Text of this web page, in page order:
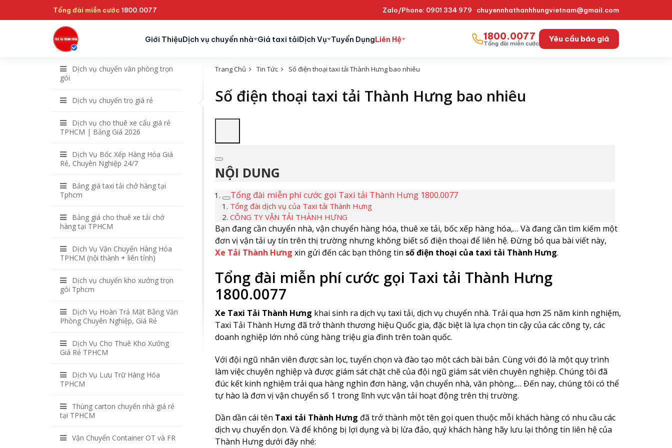
Tổng đài miễn cước 1800.0077 Zalo/Phone: 0901 334 979 · chuyennhathanhhungvietnam@gmail.com
Giới ThiệuDịch vụ chuyển nhà Giá taxi tảiDịch Vụ Tuyển DụngLiên Hệ 1800.0077
Tổng đài miễn cước Yêu cầu báo giá
Dịch vụ chuyển văn phòng trọn
gói
Dịch vụ chuyển trọ giá rẻ
Dịch vụ cho thuê xe cẩu giá rẻ
TPHCM | Bảng Giá 2026
Dịch Vụ Bốc Xếp Hàng Hóa Giá
Rẻ, Chuyên Nghiệp 24/7
Bảng giá taxi tải chở hàng tại
Tphcm
Bảng giá cho thuê xe tải chở
hàng tại TPHCM
Dịch Vụ Vận Chuyển Hàng Hóa
TPHCM (nội thành + liên tỉnh)
Dịch vụ chuyển kho xưởng trọn
gói Tphcm
Dịch Vụ Hoàn Trả Mặt Bằng Văn
Phòng Chuyên Nghiệp, Giá Rẻ
Dịch Vụ Cho Thuê Kho Xưởng
Giá Rẻ TPHCM
Dịch Vụ Lưu Trữ Hàng Hóa
TPHCM
Thùng carton chuyển nhà giá rẻ
tại TPHCM
Vận Chuyển Container OT và FR
Trang Chủ Tin Tức Số điện thoại taxi tải Thành Hưng bao nhiêu
Số điện thoại taxi tải Thành Hưng bao nhiêu
NỘI DUNG
Tổng đài miễn phí cước gọi Taxi tải Thành Hưng 1800.0077
Tổng đài dịch vụ của Taxi tải Thành Hưng
CÔNG TY VẬN TẢI THÀNH HƯNG
Bạn đang cần chuyển nhà, vận chuyển hàng hóa, thuê xe tải, bốc xếp hàng hóa,… Và đang cần tìm kiếm một
đơn vị vận tải uy tín trên thị trường nhưng không biết số điện thoại để liên hệ. Đừng bỏ qua bài viết này,
Xe Tải Thành Hưng xin gửi đến các bạn thông tin số điện thoại của taxi tải Thành Hưng.
Tổng đài miễn phí cước gọi Taxi tải Thành Hưng
1800.0077
Xe Taxi Tải Thành Hưng khai sinh ra dịch vụ taxi tải, dịch vụ chuyển nhà. Trải qua hơn 25 năm kinh nghiệm,
Taxi Tải Thành Hưng đã trở thành thương hiệu Quốc gia, đặc biệt là lựa chọn tin cậy của các công ty, các
doanh nghiệp lớn nhỏ cùng hàng triệu gia đình trên toàn quốc.
Với đội ngũ nhân viên được sàn lọc, tuyển chọn và đào tạo một cách bài bản. Cùng với đó là một quy trình
làm việc chuyên nghiệp và được giám sát chặt chẽ của đội ngũ giám sát viên chuyên nghiệp. Chúng tôi đã
đúc kết kinh nghiệm trải qua hàng nghìn đơn hàng, vận chuyển nhà, văn phòng,… Đến nay, chúng tôi có thể
tự hào là đơn vị vận chuyển số 1 trong lĩnh vực vận tải hoạt động trên thị trường.
Dần dần cái tên Taxi tải Thành Hưng đã trở thành một tên gọi quen thuộc mỗi khách hàng có nhu cầu các
dịch vụ chuyển dọn. Và để không bị lợi dụng và bị lừa đảo, quý khách hàng hãy lưu lại thông tin liên hệ của
Thành Hưng dưới đây nhé: